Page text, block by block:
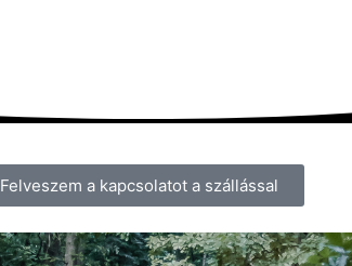
Felveszem a kapcsolatot a szállással